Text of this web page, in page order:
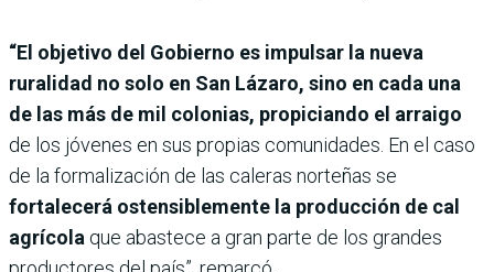
“El objetivo del Gobierno es impulsar la nueva
ruralidad no solo en San Lázaro, sino en cada una
de las más de mil colonias, propiciando el arraigo
de los jóvenes en sus propias comunidades. En el caso
de la formalización de las caleras norteñas se
fortalecerá ostensiblemente la producción de cal
agrícola que abastece a gran parte de los grandes